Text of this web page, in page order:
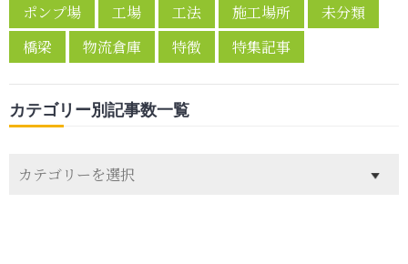
ポンプ場
工場 工法 施工場所
未分類
橋梁
物流倉庫 特徴 特集記事
カテゴリー別記事数一覧
テ